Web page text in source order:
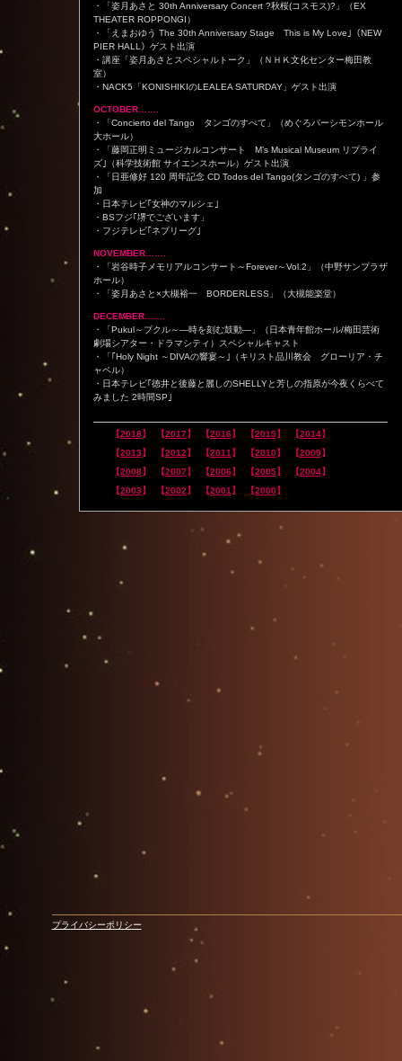
・「姿月あさと 30th Anniversary Concert ?秋桜(コスモス)?」（EX
THEATER ROPPONGI）
・「えまおゆう The 30th Anniversary Stage This is My Love｣（NEW
PIER HALL）ゲスト出演
・講座「姿月あさとスペシャルトーク」（ＮＨＫ文化センター梅田教
室）
・NACK5「KONISHIKIのLEALEA SATURDAY」ゲスト出演
OCTOBER…….
・「Concierto del Tango タンゴのすべて」（めぐろパーシモンホール
大ホール）
・「藤岡正明ミュージカルコンサート M’s Musical Museum リプライ
ズ｣（科学技術館 サイエンスホール）ゲスト出演
・「日亜修好 120 周年記念 CD Todos del Tango(タンゴのすべて) 」参
加
・日本テレビ｢女神のマルシェ｣
・BSフジ｢堺でございます」
・フジテレビ｢ネプリーグ｣
NOVEMBER…….
・「岩谷時子メモリアルコンサート～Forever～Vol.2」（中野サンプラザ
ホール）
・「姿月あさと×大槻裕一 BORDERLESS」（大槻能楽堂）
DECEMBER…….
・「Pukul～プクル～―時を刻む鼓動―」（日本青年館ホール/梅田芸術
劇場シアター・ドラマシティ）スペシャルキャスト
・「｢Holy Night ～DIVAの響宴～｣（キリスト品川教会 グローリア・チ
ャペル）
・日本テレビ｢徳井と後藤と麗しのSHELLYと芳しの指原が今夜くらべて
みました 2時間SP｣
【2018】 【2017】 【2016】 【2015】 【2014】
【2013】 【2012】 【2011 】 【2010】 【2009】
【2008】 【2007】 【2006】 【2005】 【2004】
【2003】 【2002】 【2001 】 【2000】
プライバシーポリシー